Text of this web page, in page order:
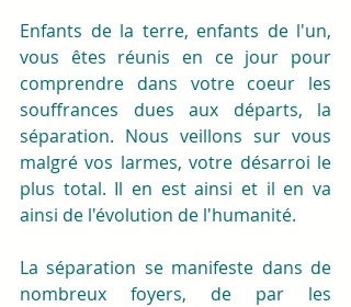
Enfants de la terre, enfants de l'un,
vous êtes réunis en ce jour pour
comprendre dans votre coeur les
souffrances dues aux départs, la
séparation. Nous veillons sur vous
malgré vos larmes, votre désarroi le
plus total. Il en est ainsi et il en va
ainsi de l'évolution de l'humanité.
La séparation se manifeste dans de
nombreux foyers, de par les